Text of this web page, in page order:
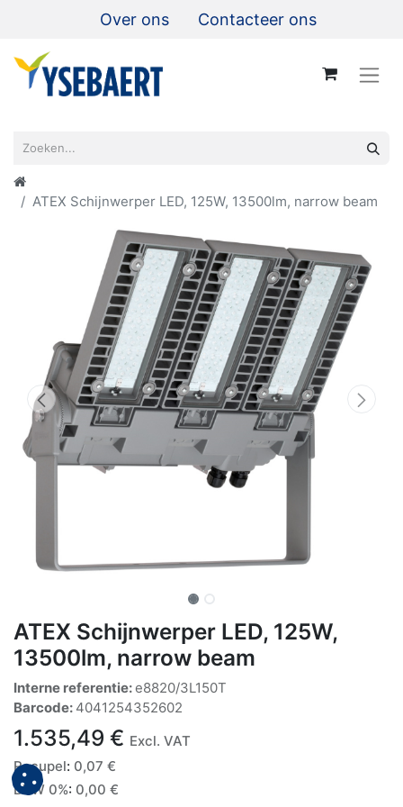
Over ons Contacteer ons
ATEX Schijnwerper LED, 125W, 13500lm, narrow beam
ATEX Schijnwerper LED, 125W,
13500lm, narrow beam
Interne referentie:e8820/3L150T
Barcode: 4041254352602
1.535,49 € Excl. VAT
Recupel: 0,07 €
BTW 0%: 0,00 €